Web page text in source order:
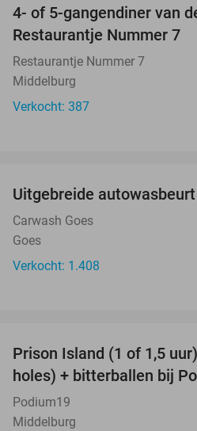
4- of 5-gangendiner van
Restaurantje Nummer 7
Restaurantje Nummer 7
Middelburg
Verkocht: 387
Uitgebreide
Carwash Goes
Goes
Verkocht: 1.408
Prison Island (1 of 1,5
holes) + bitterballen bij
Podium19
Middelburg